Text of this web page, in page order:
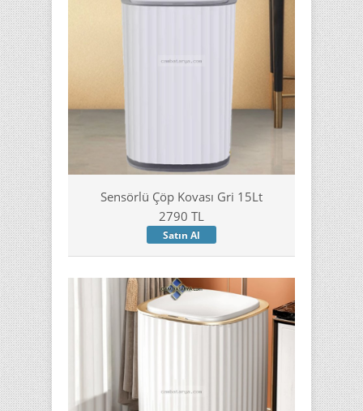
Sensörlü Çöp Kovası Gri 15Lt
2790 TL
Satın Al